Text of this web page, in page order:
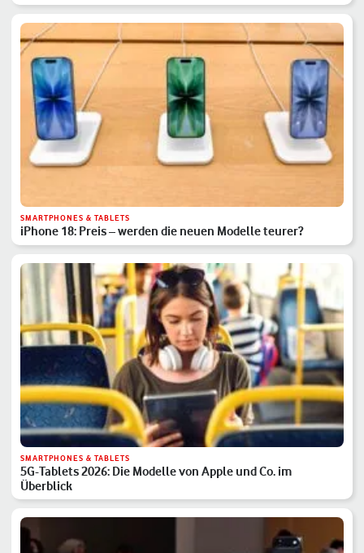
SMARTPHONES & TABLETS
iPhone 18: Preis – werden die neuen Modelle teurer?
SMARTPHONES & TABLETS
5G-Tablets 2026: Die Modelle von Apple und Co. im
Überblick